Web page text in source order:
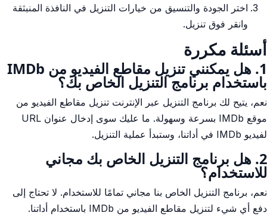
اختر الجودة والتنسيق من خيارات التنزيل في النافذة المنبثقة
وانقر فوق تنزيل.
أسئلة مكررة
1. هل يمكنني تنزيل مقاطع الفيديو من IMDb
باستخدام برنامج التنزيل الخاص بك؟
نعم، يتيح لك برنامج التنزيل عبر الإنترنت تنزيل مقاطع الفيديو من
موقع IMDb بسرعة وسهولة. ما عليك سوى إدخال عنوان URL
لفيديو IMDb في أداتنا، وستبدأ عملية التنزيل.
2. هل برنامج التنزيل الخاص بك مجاني
للاستخدام؟
نعم، برنامج التنزيل الخاص بنا مجاني تمامًا للاستخدام. لا تحتاج إلى
دفع أي شيء لتنزيل مقاطع الفيديو من IMDb باستخدام أداتنا.